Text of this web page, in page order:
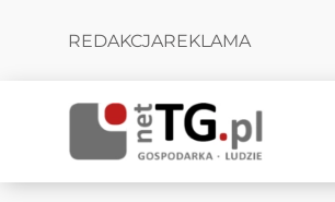
REDAKCJAREKLAMA